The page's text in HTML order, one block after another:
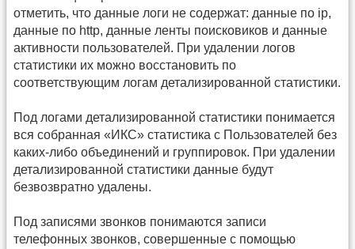
отметить, что данные логи не содержат: данные по ip,
данные по http, данные ленты поисковиков и данные
активности пользователей. При удалении логов
статистики их можно восстановить по
соответствующим логам детализированной статистики.
Под логами детализированной статистики понимается
вся собранная «ИКС» статистика с Пользователей без
каких-либо объединений и группировок. При удалении
детализированной статистики данные будут
безвозвратно удалены.
Под записями звонков понимаются записи
телефонных звонков, совершенные с помощью